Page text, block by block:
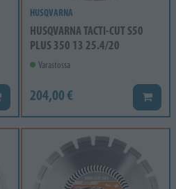
Lisää koriin
HUSQVARNA
HUSQVARNA TACTI-CUT S50
PLUS 350 13 25.4/20
Varastossa
204,00 € Lisää